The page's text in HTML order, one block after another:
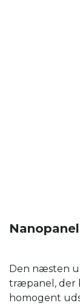
Den næsten
træpanel, der
homogent